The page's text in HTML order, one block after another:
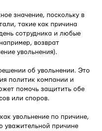
значение, поскольку в
такие как причина
сотрудника и любые
возврат
увольнения).
об увольнении. Это
политик компании и
помочь защитить обе
или споров.
увольнение по причине,
уважительной причине